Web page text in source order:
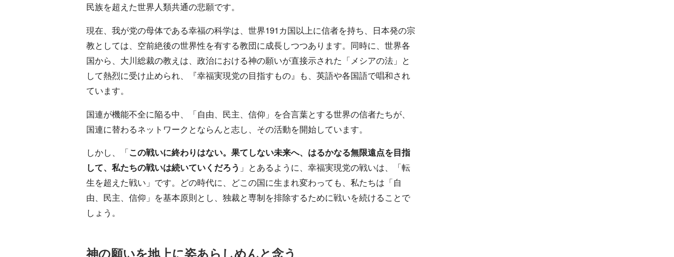
民族を超えた世界人類共通の悲願です。
現在、我が党の母体である幸福の科学は、世界191カ国以上に信者を持ち、日本発の宗
教としては、空前絶後の世界性を有する教団に成長しつつあります。同時に、世界各
国から、大川総裁の教えは、政治における神の願いが直接示された「メシアの法」と
して熱烈に受け止められ、『幸福実現党の目指すもの』も、英語や各国語で唱和され
ています。
国連が機能不全に陥る中、「自由、民主、信仰」を合言葉とする世界の信者たちが、
国連に替わるネットワークとならんと志し、その活動を開始しています。
しかし、「この戦いに終わりはない。果てしない未来へ、はるかなる無限遠点を目指
して、私たちの戦いは続いていくだろう 」とあるように、幸福実現党の戦いは、「転
生を超えた戦い」です。どの時代に、どこの国に生まれ変わっても、私たちは「自
由、民主、信仰」を基本原則とし、独裁と専制を排除するために戦いを続けることで
しょう。
神の願いを地上に姿あらしめんと念う